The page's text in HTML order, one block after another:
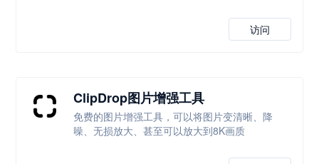
访问
ClipDrop图片增强工具
免费的图片增强工具，可以将图片变清晰、降
噪、无损放大、甚至可以放大到8K画质